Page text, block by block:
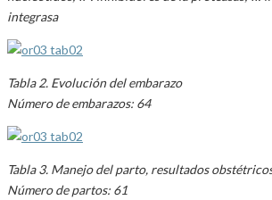
integrasa
Tabla 2. Evolución del embarazo
Número de embarazos: 64
Tabla 3. Manejo del parto, resultados
Número de partos: 61